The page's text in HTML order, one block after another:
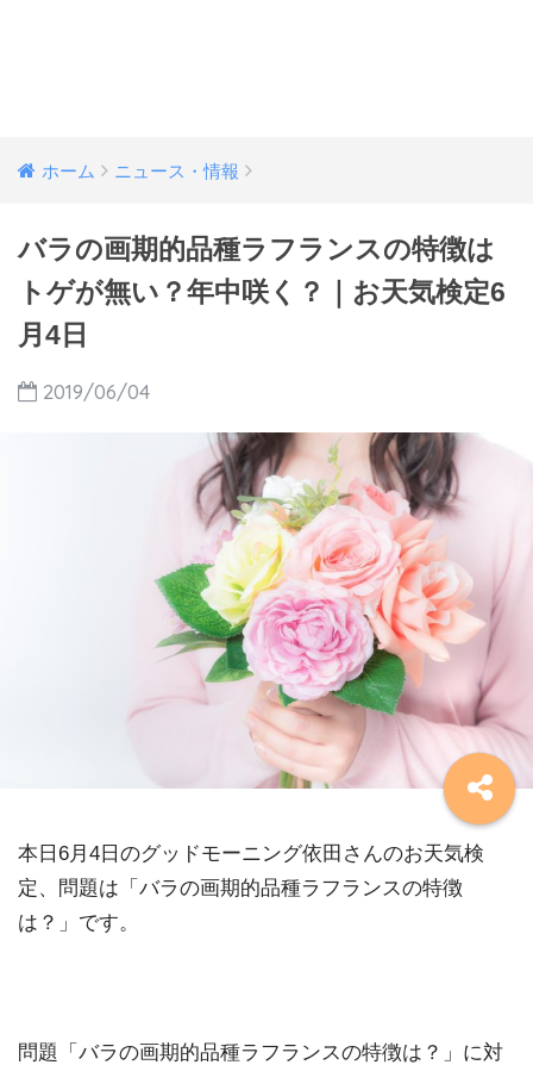
ホーム ニュース・情報
バラの画期的品種ラフランスの特徴は
トゲが無い？年中咲く？｜お天気検定6
月4日
2019/06/04
本日6月4日のグッドモーニング依田さんのお天気検
定、問題は「バラの画期的品種ラフランスの特徴
は？」です。
問題「バラの画期的品種ラフランスの特徴は？」に対